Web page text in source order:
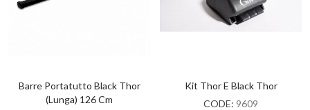
Barre Portatutto Black Thor
(lunga) 126 Cm
Kit Thor E Black Thor
CODE: 9609